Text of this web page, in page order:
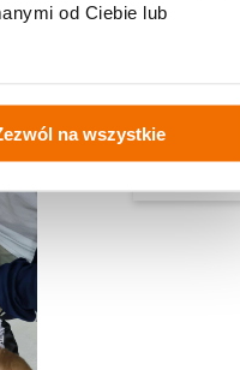
od Ciebie lub
na wszystkie
Czytaj